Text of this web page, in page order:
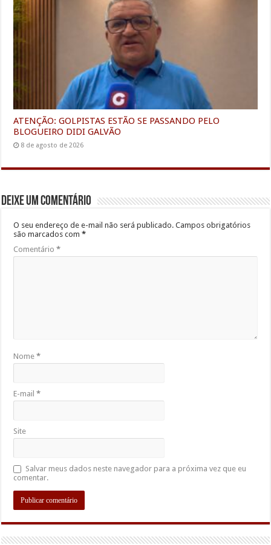
ATENÇÃO: GOLPISTAS ESTÃO SE PASSANDO PELO
BLOGUEIRO DIDI GALVÃO
8 de agosto de 2026
Deixe um comentário
O seu endereço de e-mail não será publicado. Campos obrigatórios
são marcados com*
Comentário*
Nome*
E-mail*
Site
Salvar meus dados neste navegador para a próxima vez que eu
comentar.